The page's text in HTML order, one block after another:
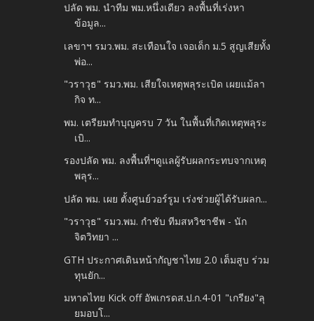
ปลัด พม. นำทีม พม.หนึ่งเดียว ลงพื้นที่เร่งหา
ข้อมูล...
เลขาฯ รมว.พม. สะเทือนใจ เจอเด็ก ม.5 สูญเสียทั้ง
พ่อ...
"วราวุธ" รมว.พม. เสียใจเหตุพลุระเบิด เผยแม้ลา
กิจ ท...
พม. เตรียมทำบุญครบ 7 วัน ในพื้นที่เกิดเหตุพลุระ
เบิ...
รองปลัด พม. ลงพื้นที่ฯดูแลผู้รับผลกระทบจากเหตุ
พลุร...
ปลัด พม. เผย ตั้งศูนย์วอร์รูม เร่งช่วยผู้ได้รับผลก...
"วราวุธ" รมว.พม. กำชับ ทีมสหวิชาชีพ - นัก
จิตวิทยา ...
GTH ประกาศเดินหน้ากัญชาไทย 2.0 เต็มสูบ ร่วม
ทุนยัก...
มหาดไทย Kick off อัพเกรดส.ป.ก.4-01 "เกรียง"ลุ
ยมอบโ...